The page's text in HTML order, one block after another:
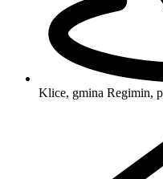
Klice, gmina Regimin,